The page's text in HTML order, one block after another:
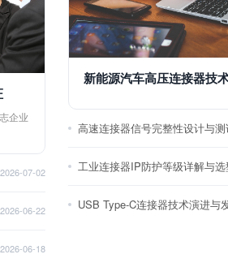
企业
2026-07-02
2026-06-22
2026-06-18
新能源汽车高压连接器技
高速连接器信号完整性设计与
工业连接器IP防护等级详解与选
USB Type-C连接器技术演进与